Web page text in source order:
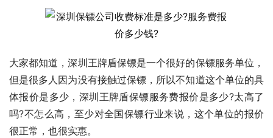
大家都知道，深圳王牌盾保镖是一个很好的保镖服务单位，
但是很多人因为没有接触过保镖，所以不知道这个单位的具
体报价是多少，深圳王牌盾保镖服务费报价是多少?太高了
吗?不怎么高，至少对全国保镖行业来说，这个单位的报价
很正常，也很实惠。